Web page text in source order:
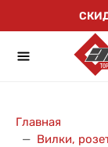
Главная
Вилки,